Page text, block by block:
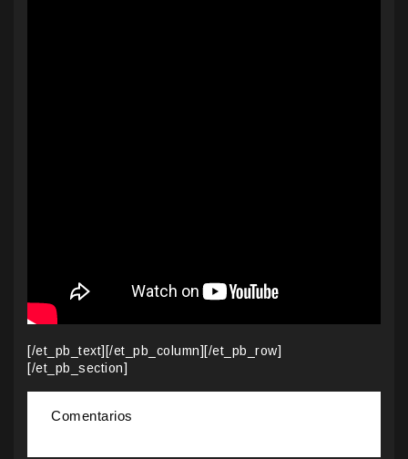
[/et_pb_text][/et_pb_column][/et_pb_row]
[/et_pb_section]
Comentarios